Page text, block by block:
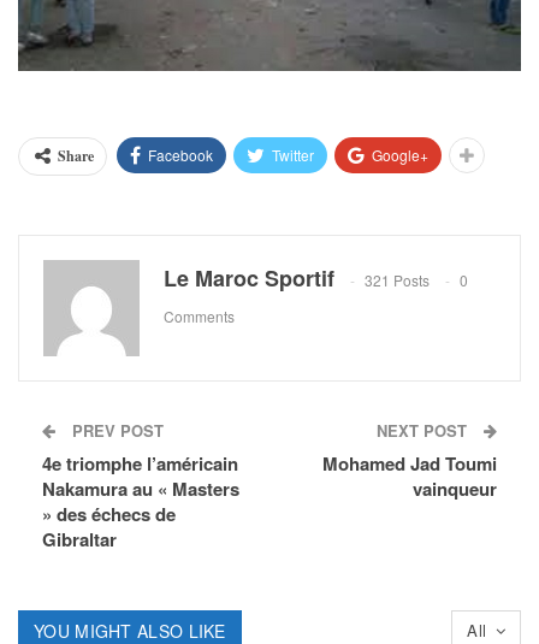
Share Facebook Twitter Google+
Le Maroc Sportif 321 Posts
0
Comments
PREV POST
4e triomphe l’américain
Nakamura au « Masters
» des échecs de
Gibraltar
NEXT POST
Mohamed Jad Toumi
vainqueur
All
YOU MIGHT ALSO LIKE